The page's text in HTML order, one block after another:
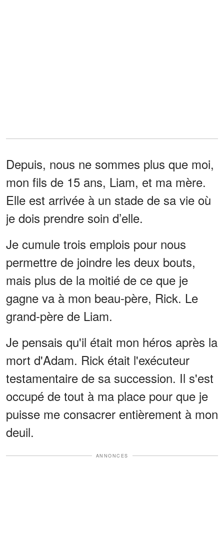
Depuis, nous ne sommes plus que moi,
mon fils de 15 ans, Liam, et ma mère.
Elle est arrivée à un stade de sa vie où
je dois prendre soin d’elle.
Je cumule trois emplois pour nous
permettre de joindre les deux bouts,
mais plus de la moitié de ce que je
gagne va à mon beau-père, Rick. Le
grand-père de Liam.
Je pensais qu'il était mon héros après la
mort d'Adam. Rick était l'exécuteur
testamentaire de sa succession. Il s'est
occupé de tout à ma place pour que je
puisse me consacrer entièrement à mon
deuil.
ANNONCES